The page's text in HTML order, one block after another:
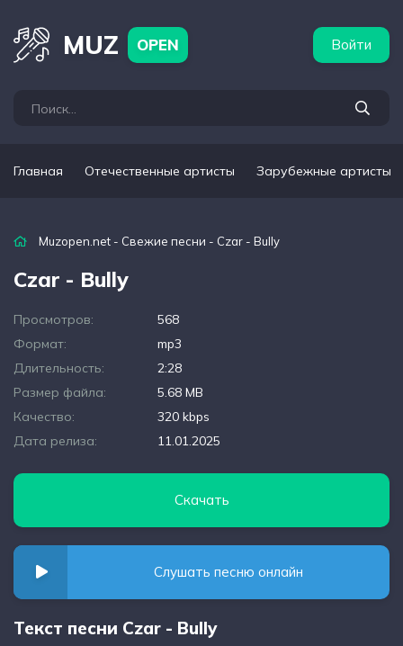
MUZ OPEN Войти
Главная Отечественные артисты Зарубежные артисты
Muzopen.net - Свежие песни - Czar - Bully
Czar - Bully
Просмотров:
568
Формат:
mp3
Длительность:
2:28
Размер файла:
5.68 MB
Качество:
320 kbps
Дата релиза:
11.01.2025
Скачать
Слушать песню онлайн
Текст песни Czar - Bully
артисты Популярные подборки